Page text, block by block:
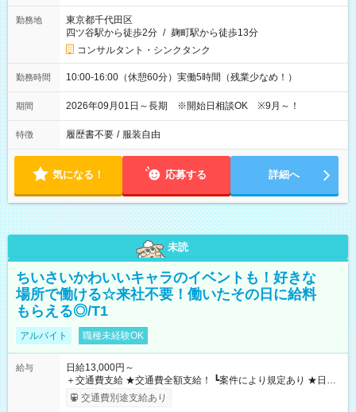
勤務地
東京都千代田区
四ツ谷駅から徒歩2分 / 麹町駅から徒歩13分
コンサルタント・シンクタンク
勤務時間 10:00-16:00（休憩60分）実働5時間（残業少なめ！）
期間 2026年09月01日～長期 ※開始日相談OK ※9月～！
特徴 履歴書不要 / 服装自由
気になる！ 応募する 詳細へ
未読
ちいさいかわいいキャラのイベントも！好きな
場所で働ける☆来社不要！働いたその日に給料
もらえる◎/T1
アルバイト 職種未経験OK
給与
日給13,000円～
＋交通費支給 ★交通費全額支給！ ┗案件により規定あり ★日払
いOK！（規定あり） ┗働いたその日に現金GET♪ お仕事後はコ
ンビニATMから 日払い分を引き落とせます！ 【試用期間】試
交通費別途支給あり